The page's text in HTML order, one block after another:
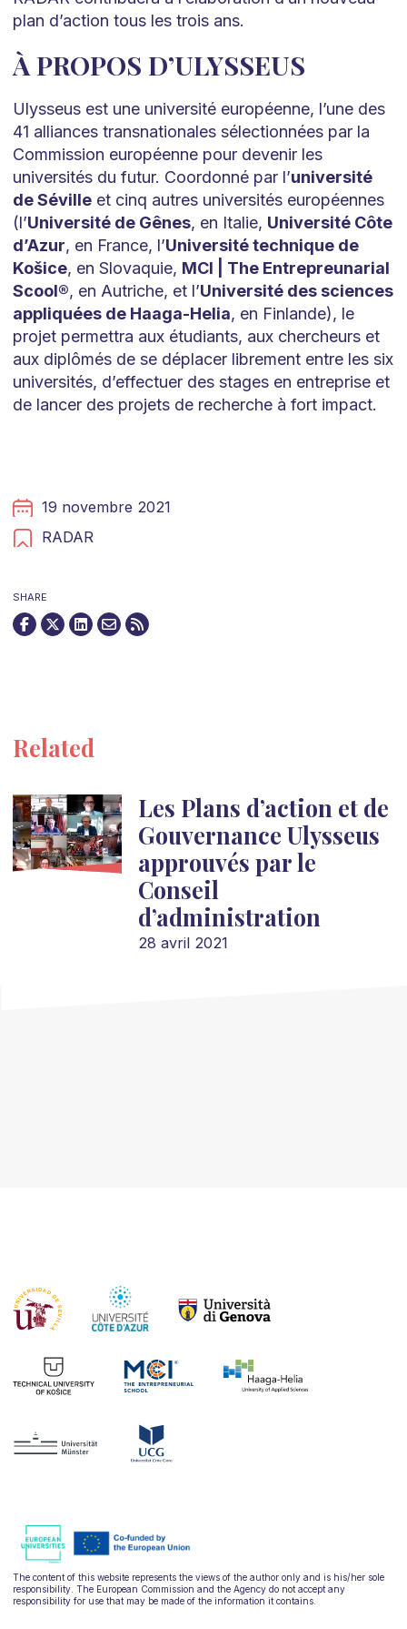
plan d’action tous les trois ans.
À PROPOS D’ULYSSEUS
Ulysseus est une université européenne, l’une des
41 alliances transnationales sélectionnées par la
Commission européenne pour devenir les
universités du futur. Coordonné par l’université
de Sévilleet cinq autres universités européennes
(l’Université de Gênes, en Italie, Université Côte
d’Azur, en France, l’Université technique de
Košice, en Slovaquie, MCI | The Entrepreunarial
Scool®, en Autriche, et l’Université des sciences
appliquées de Haaga-Helia, en Finlande), le
projet permettra aux étudiants, aux chercheurs et
aux diplômés de se déplacer librement entre les six
universités, d’effectuer des stages en entreprise et
de lancer des projets de recherche à fort impact.
19 novembre 2021
RADAR
SHARE
Related
Les Plans d’action et de
Gouvernance Ulysseus
approuvés par le
Conseil
d’administration
28 avril 2021
The content of this website represents the views of the author only and is his/her sole
responsibility. The European Commission and the Agency do not accept any
responsibility for use that may be made of the information it contains.